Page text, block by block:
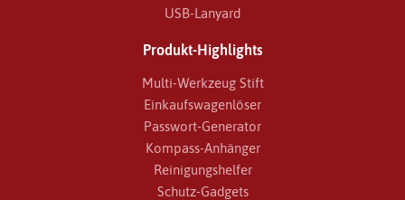
USB-Lanyard
Produkt-Highlights
Multi-Werkzeug Stift
Einkaufswagenlöser
Passwort-Generator
Kompass-Anhänger
Reinigungshelfer
Schutz-Gadgets